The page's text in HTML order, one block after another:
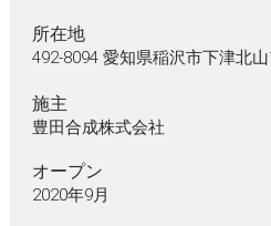
所在地
492-8094 愛知県稲沢市下津北山
施主
豊田合成株式会社
オープン
2020年9月